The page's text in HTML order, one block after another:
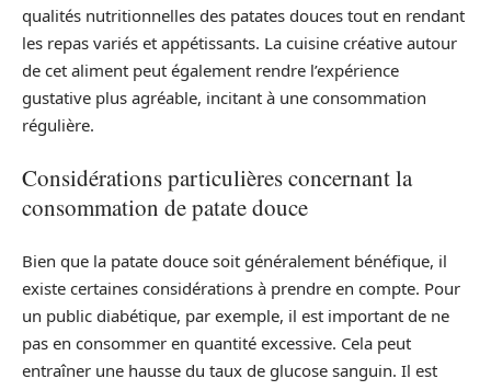
qualités nutritionnelles des patates douces tout en rendant
les repas variés et appétissants. La cuisine créative autour
de cet aliment peut également rendre l’expérience
gustative plus agréable, incitant à une consommation
régulière.
Considérations particulières concernant la
consommation de patate douce
Bien que la patate douce soit généralement bénéfique, il
existe certaines considérations à prendre en compte. Pour
un public diabétique, par exemple, il est important de ne
pas en consommer en quantité excessive. Cela peut
entraîner une hausse du taux de glucose sanguin. Il est